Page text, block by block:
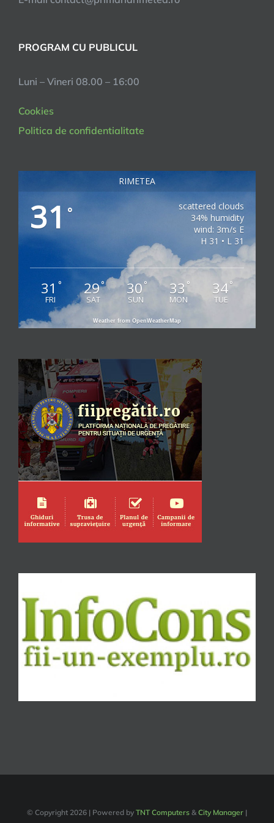
PROGRAM CU PUBLICUL
Luni – Vineri 08.00 – 16:00
Cookies
Politica de confidentialitate
RIMETEA
31 °
scattered clouds
34% humidity
wind: 3m/s E
H 31 • L 31
31 °
FRI
29°
SAT
30°
SUN
33 °
MON
34°
TUE
Weather from OpenWeatherMap
© Copyright 2026 | Powered by TNT Computers & City Manager |